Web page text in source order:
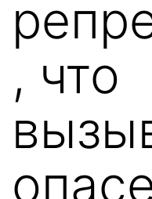
, что